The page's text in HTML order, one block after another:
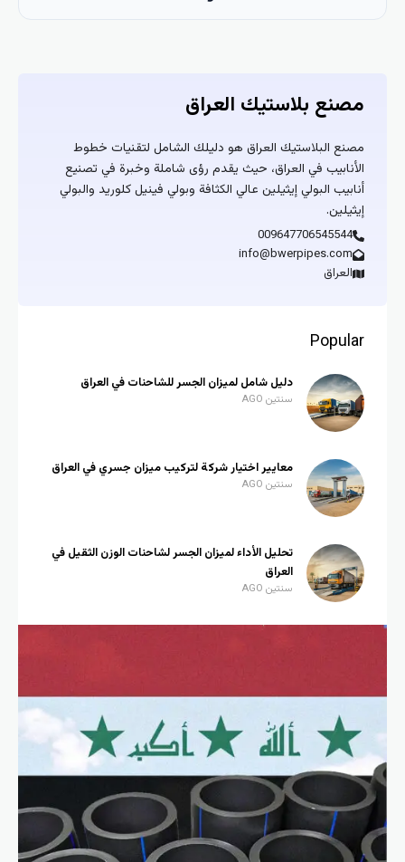
مصنع بلاستيك العراق
مصنع البلاستيك العراق هو دليلك الشامل لتقنيات خطوط
الأنابيب في العراق، حيث يقدم رؤى شاملة وخبرة في تصنيع
أنابيب البولي إيثيلين عالي الكثافة وبولي فينيل كلوريد والبولي
إيثيلين.
009647706545544
info@bwerpipes.com
العراق
Popular
دليل شامل لميزان الجسر للشاحنات في العراق
سنتين AGO
معايير اختيار شركة لتركيب ميزان جسري في العراق
سنتين AGO
تحليل الأداء لميزان الجسر لشاحنات الوزن الثقيل في
العراق
سنتين AGO